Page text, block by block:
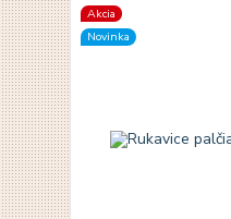
Akcia
Novinka